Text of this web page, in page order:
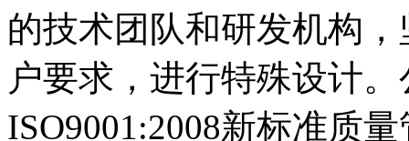
的技术团队和研发机构
户要求，进行特殊设计
ISO9001:2008新标准质